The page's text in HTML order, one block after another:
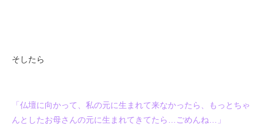
そしたら
「仏壇に向かって、私の元に生まれて来なかったら、もっとちゃ
んとしたお母さんの元に生まれてきてたら…ごめんね…」